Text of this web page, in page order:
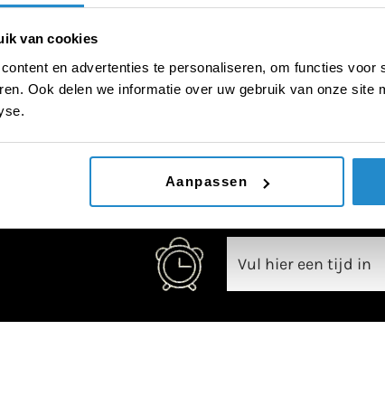
van cookies
en advertenties te personaliseren, om functies voor
Ook delen we informatie over uw gebruik van onze site
Aanpassen
00:00